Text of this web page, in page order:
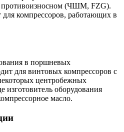
противоизносном (ЧШМ, FZG).
компрессоров, работающих в
в поршневых
для винтовых компрессоров с
центробежных
изготовитель оборудования
масло.